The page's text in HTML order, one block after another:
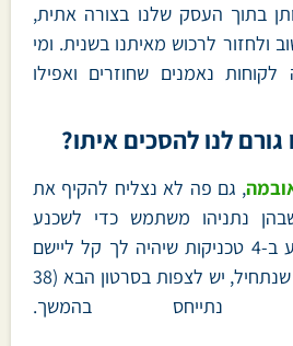
בתוך העסק שלנו בצורה אתית,
ולחזור לרכוש מאיתנו בשנית. ומי
נאמנים שחוזרים ואפילו
גורם לנו להסכים איתו?
, גם פה לא נצליח להקיף את
נתניהו משתמש כדי לשכנע
בנאומים. עם זאת, ניגע ב-4 טכניקות שיהיה לך קל ליישם
בעסק שלך. קצת לפני שנתחיל, יש לצפות בסרטון הבא (38
נתייחס בהמשך.